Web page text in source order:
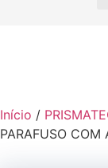
Início /
PARAFUSO COM